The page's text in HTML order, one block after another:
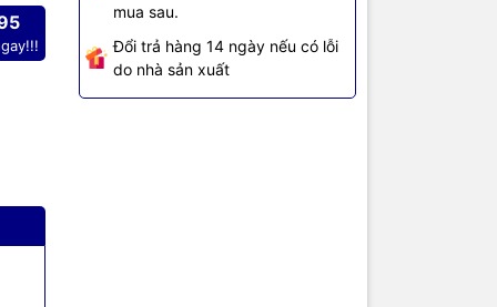
mua sau.
Đổi trả hàng 14 ngày nếu có lỗi
do nhà sản xuất